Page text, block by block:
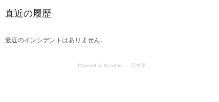
直近の履歴
最近のインシデントはありません。
Powered By Hund.io 日本語